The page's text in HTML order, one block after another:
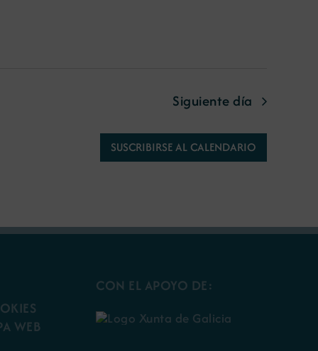
Siguiente día
SUSCRIBIRSE AL CALENDARIO
WEB
CON EL APOYO DE: